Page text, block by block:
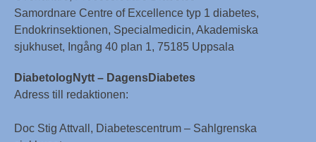
Samordnare Centre of Excellence typ 1 diabetes,
Endokrinsektionen, Specialmedicin, Akademiska
sjukhuset, Ingång 40 plan 1, 75185 Uppsala
DiabetologNytt – DagensDiabetes
Adress till redaktionen:
Doc Stig Attvall, Diabetescentrum – Sahlgrenska